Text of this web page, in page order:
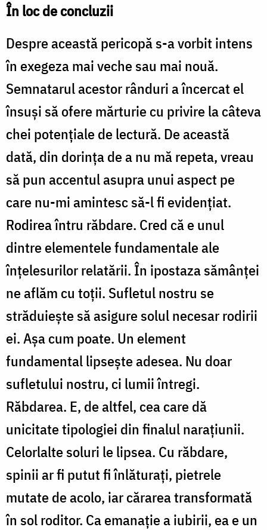
În loc de concluzii
Despre această pericopă s-a vorbit intens
în exegeza mai veche sau mai nouă.
Semnatarul acestor rânduri a încercat el
însuși să ofere mărturie cu privire la câteva
chei potențiale de lectură. De această
dată, din dorința de a nu mă repeta, vreau
să pun accentul asupra unui aspect pe
care nu-mi amintesc să-l fi evidențiat.
Rodirea întru răbdare. Cred că e unul
dintre elementele fundamentale ale
înțelesurilor relatării. În ipostaza sămânței
ne aflăm cu toții. Sufletul nostru se
străduiește să asigure solul necesar rodirii
ei. Așa cum poate. Un element
fundamental lipsește adesea. Nu doar
sufletului nostru, ci lumii întregi.
Răbdarea. E, de altfel, cea care dă
unicitate tipologiei din finalul narațiunii.
Celorlalte soluri le lipsea. Cu răbdare,
spinii ar fi putut fi înlăturați, pietrele
mutate de acolo, iar cărarea transformată
în sol roditor. Ca emanație a iubirii, ea e un